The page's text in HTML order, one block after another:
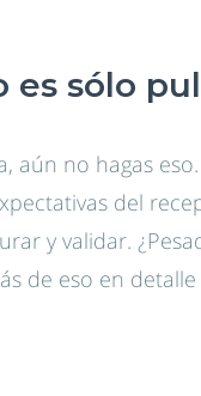
es sólo
aún no hagas
del
y validar.
de eso en